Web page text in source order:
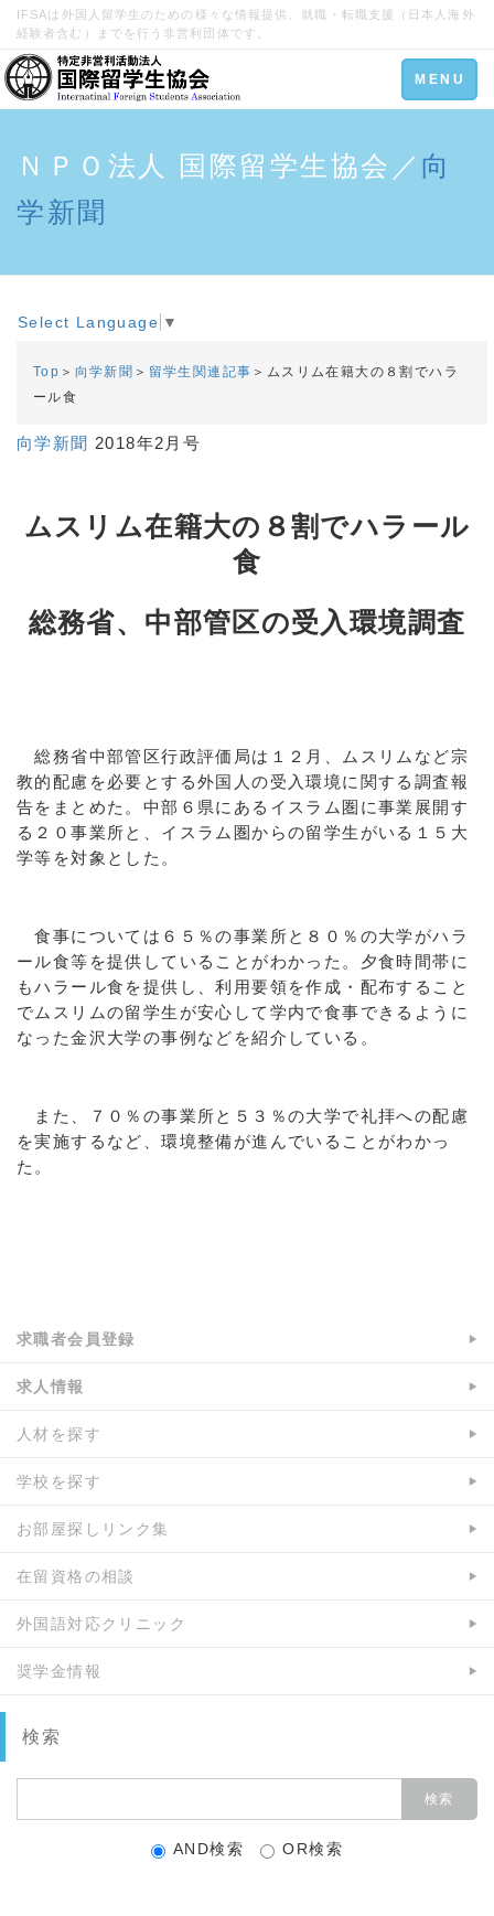
IFSAは外国人留学生のための様々な情報提供、就職・転職支援（日本人海外
経験者含む）までを行う非営利団体です。
Toggle
navigation
MENU
ＮＰＯ法人 国際留学生協会／ 向
学新聞
Select Language ▼
Top ＞ 向学新聞 ＞ 留学生関連記事 ＞ムスリム在籍大の８割でハラ
ール食
向学新聞 2018年2月号
ムスリム在籍大の８割でハラール
食
総務省、中部管区の受入環境調査
総務省中部管区行政評価局は１２月、ムスリムなど宗
教的配慮を必要とする外国人の受入環境に関する調査報
告をまとめた。中部６県にあるイスラム圏に事業展開す
る２０事業所と、イスラム圏からの留学生がいる１５大
学等を対象とした。
食事については６５％の事業所と８０％の大学がハラ
ール食等を提供していることがわかった。夕食時間帯に
もハラール食を提供し、利用要領を作成・配布すること
でムスリムの留学生が安心して学内で食事できるように
なった金沢大学の事例などを紹介している。
また、７０％の事業所と５３％の大学で礼拝への配慮
を実施するなど、環境整備が進んでいることがわかっ
た。
求職者会員登録
求人情報
人材を探す
学校を探す
お部屋探しリンク集
在留資格の相談
外国語対応クリニック
奨学金情報
検索
AND検索 OR検索